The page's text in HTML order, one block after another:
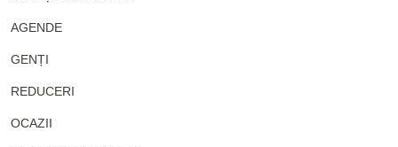
AGENDE
GENȚI
REDUCERI
OCAZII